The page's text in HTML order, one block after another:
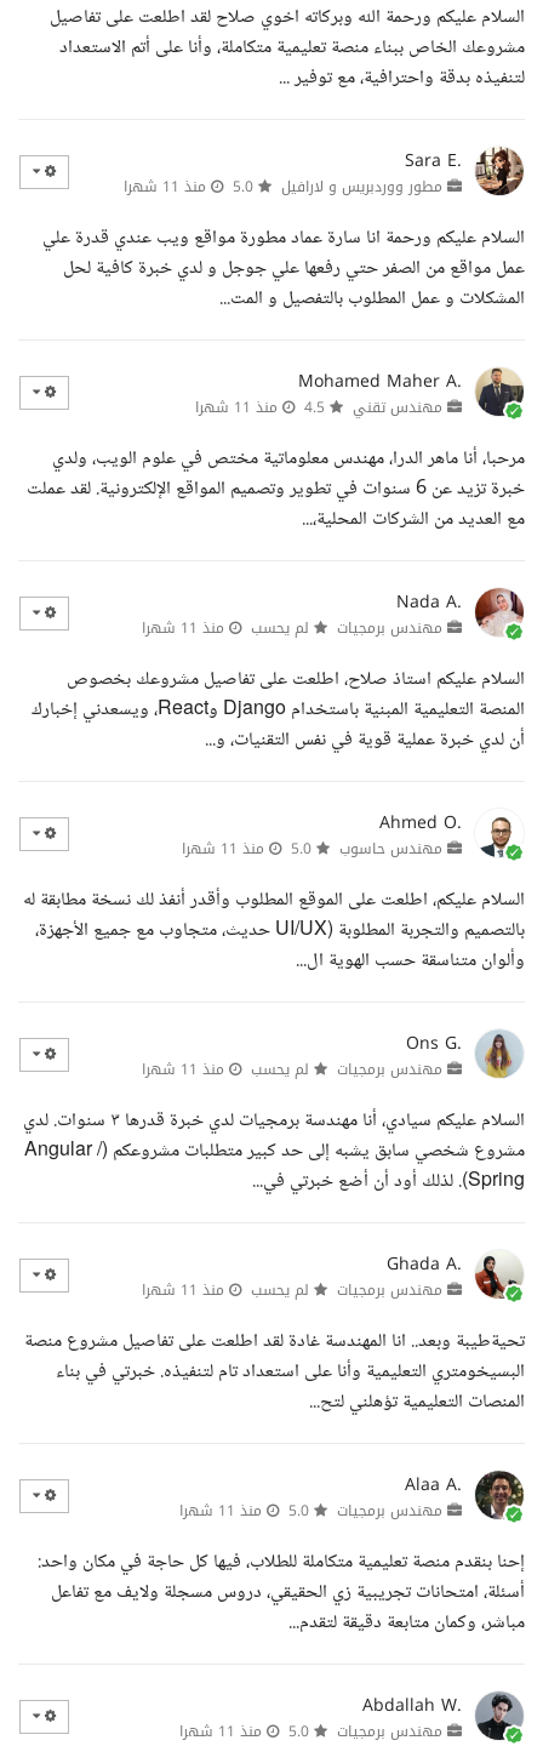
السلام عليكم ورحمة الله وبركاته اخوي صلاح لقد اطلعت على تفاصيل
مشروعك الخاص ببناء منصة تعليمية متكاملة، وأنا على أتم الاستعداد
لتنفيذه بدقة واحترافية، مع توفير ...
Sara E.
مطور ووردبريس و لارافيل منذ 11 شهرا
السلام عليكم ورحمة انا سارة عماد مطورة مواقع ويب عندي قدرة علي
عمل مواقع من الصفر حتي رفعها علي جوجل و لدي خبرة كافية لحل
المشكلات و عمل المطلوب بالتفصيل و المت...
Mohamed Maher A.
مهندس تقني منذ 11 شهرا
مرحبا، أنا ماهر الدرا، مهندس معلوماتية مختص في علوم الويب، ولدي
خبرة تزيد عن 6 سنوات في تطوير وتصميم المواقع الإلكترونية. لقد عملت
مع العديد من الشركات المحلية،...
Nada A.
مهندس برمجيات لم يحسب منذ 11 شهرا
السلام عليكم استاذ صلاح، اطلعت على تفاصيل مشروعك بخصوص
المنصة التعليمية المبنية باستخدام Django وReact، ويسعدني إخبارك
أن لدي خبرة عملية قوية في نفس التقنيات، و...
Ahmed O.
مهندس حاسوب منذ 11 شهرا
السلام عليكم، اطلعت على الموقع المطلوب وأقدر أنفذ لك نسخة مطابقة له
بالتصميم والتجربة المطلوبة (UI/UX حديث، متجاوب مع جميع الأجهزة،
وألوان متناسقة حسب الهوية ال...
Ons G.
مهندس برمجيات لم يحسب منذ 11 شهرا
السلام عليكم سيادي، أنا مهندسة برمجيات لدي خبرة قدرها ٣ سنوات. لدي
مشروع شخصي سابق يشبه إلى حد كبير متطلبات مشروعكم (Angular /
Spring). لذلك أود أن أضع خبرتي في...
Ghada A.
مهندس برمجيات لم يحسب منذ 11 شهرا
تحيةطيبة وبعد.. انا المهندسة غادة لقد اطلعت على تفاصيل مشروع منصة
البسيخومتري التعليمية وأنا على استعداد تام لتنفيذه. خبرتي في بناء
المنصات التعليمية تؤهلني لتح...
Alaa A.
مهندس برمجيات منذ 11 شهرا
إحنا بنقدم منصة تعليمية متكاملة للطلاب، فيها كل حاجة في مكان واحد:
أسئلة، امتحانات تجريبية زي الحقيقي، دروس مسجلة ولايف مع تفاعل
مباشر، وكمان متابعة دقيقة لتقدم...
Abdallah W.
مهندس برمجيات منذ 11 شهرا